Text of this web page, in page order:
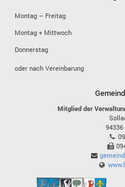
Montag – Freitag
Montag + Mittwoch
Donnerstag
oder nach Vereinbarung
Mitglied der
94336